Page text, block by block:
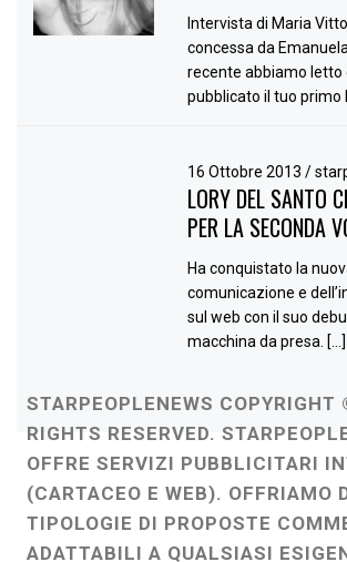
Intervista di Maria
concessa da
recente abbiamo letto
pubblicato il tuo primo
16 Ottobre 2013/
LORY DEL SANTO
PER LA SECONDA
Ha conquistato la
comunicazione e
sul web con il suo
macchina da presa. […]
STARPEOPLENEWS COPYRIGHT
RIGHTS RESERVED.
OFFRE SERVIZI PUBBLICITARI
(CARTACEO E WEB). OFFRIAMO
TIPOLOGIE DI PROPOSTE
ADATTABILI A QUALSIASI